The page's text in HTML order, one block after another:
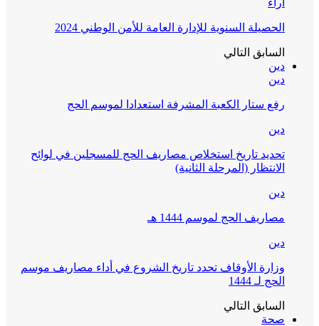
آراء
الحصيلة السنوية للإدارة العامة للأمن الوطني 2024
السابق التالي
دين
دين
رفع ستار الكعبة المشرفة استعدادا لموسم الحج
دين
تحديد تاريخ استخلاص مصاريف الحج للمسجلين في لوائح
الانتظار (المرحلة الثانية)
دين
مصاريف الحج لموسم 1444 هـ
دين
وزارة الأوقاف تحدد تاريخ الشروع في أداء مصاريف موسم
الحج لـ 1444
السابق التالي
صحة